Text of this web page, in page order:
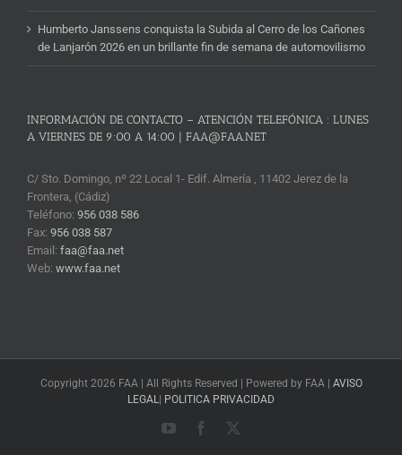
Humberto Janssens conquista la Subida al Cerro de los Cañones
de Lanjarón 2026 en un brillante fin de semana de automovilismo
INFORMACIÓN DE CONTACTO – ATENCIÓN TELEFÓNICA : LUNES
A VIERNES DE 9:00 A 14:00 | FAA@FAA.NET
C/ Sto. Domingo, nº 22 Local 1- Edif. Almería , 11402 Jerez de la
Frontera, (Cádiz)
Teléfono: 956 038 586
Fax: 956 038 587
Email: faa@faa.net
Web: www.faa.net
Copyright 2026 FAA | All Rights Reserved | Powered by FAA | AVISO
LEGAL | POLITICA PRIVACIDAD
YouTubeFacebook